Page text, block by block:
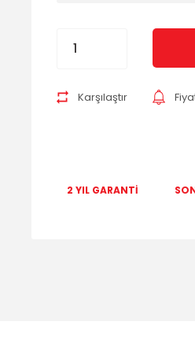
Karşılaştır
2 YIL GARANTİ